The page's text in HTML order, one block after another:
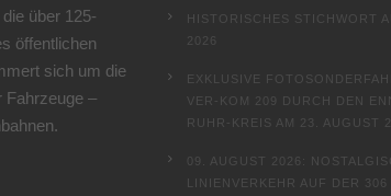
über 125-
öffentlichen
sich um die
Fahrzeuge –
HISTORISCHES STICHWORT
2026
EXKLUSIVE
VER-KOM 209 DURCH DEN
RUHR-KREIS AM 23. AUGUST
09. AUGUST 2026:
LINIENVERKEHR AUF DER 306